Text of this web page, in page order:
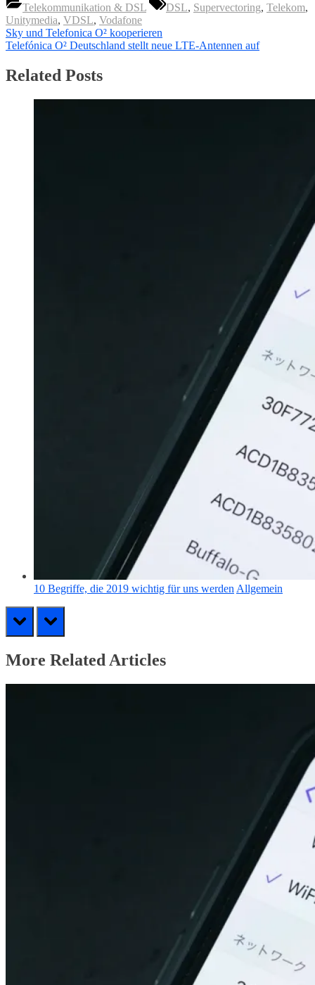
Telekommunikation & DSL DSL, Supervectoring, Telekom,
Unitymedia, VDSL, Vodafone
Beitragsnavigation
Previous
Post:
Sky und Telefonica O² kooperieren
Next
Telefónica O² Deutschland stellt neue LTE-Antennen auf
Related Posts
10 Begriffe, die 2019 wichtig für uns werden Allgemein
prev next
More Related Articles